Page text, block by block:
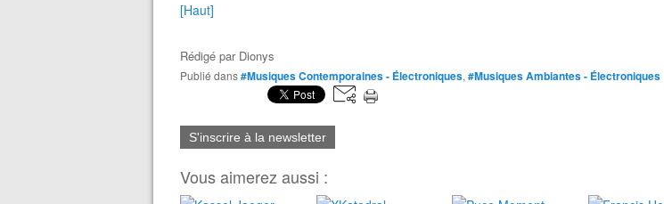
[Haut]
Rédigé par Dionys
Publié dans#Musiques Contemporaines - Électroniques, #Musiques Ambiantes - Électroniques
S'inscrire à la newsletter
Vous aimerez aussi :